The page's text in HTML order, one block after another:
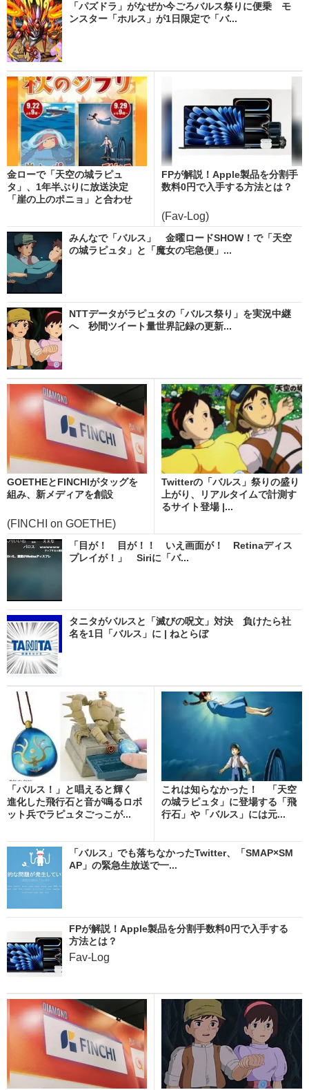
「パズドラ」がなぜか今ごろバルス祭りに便乗 モ
ンスター「ホルス」が1日限定で「バ...
金ローで「天空の城ラピュ
タ」、1年半ぶりに放送決定
「崖の上のポニョ」と合わせ
FPが解説！Apple製品を分割手
数料0円で入手する方法とは？
(Fav-Log)
みんなで「バルス」 金曜ロードSHOW！で「天空
の城ラピュタ」と「魔女の宅急便」...
NTTデータがラピュタの「バルス祭り」を実況中継
へ 秒間ツイート量世界記録の更新...
GOETHEとFINCHIがタッグを
組み、新メディアを創設
(FINCHI on GOETHE)
Twitterの「バルス」祭りの盛り
上がり、リアルタイムで計測す
るサイト登場 |...
「目が！ 目が！！ いえ画面が！ Retinaディス
プレイが！」 Siriに「バ...
タニタがバルスと「滅びの呪文」対決 負けたら社
名を1日「バルス」に | ねとらぼ
「バルス！」と唱えると輝く
進化した飛行石と音が鳴るロボ
ット兵でラピュタごっこが...
これは知らなかった！ 「天空
の城ラピュタ」に登場する「飛
行石」や「バルス」には元...
「バルス」でも落ちなかったTwitter、「SMAP×SM
AP」の緊急生放送で一...
FPが解説！Apple製品を分割手数料0円で入手する
方法とは？
Fav-Log